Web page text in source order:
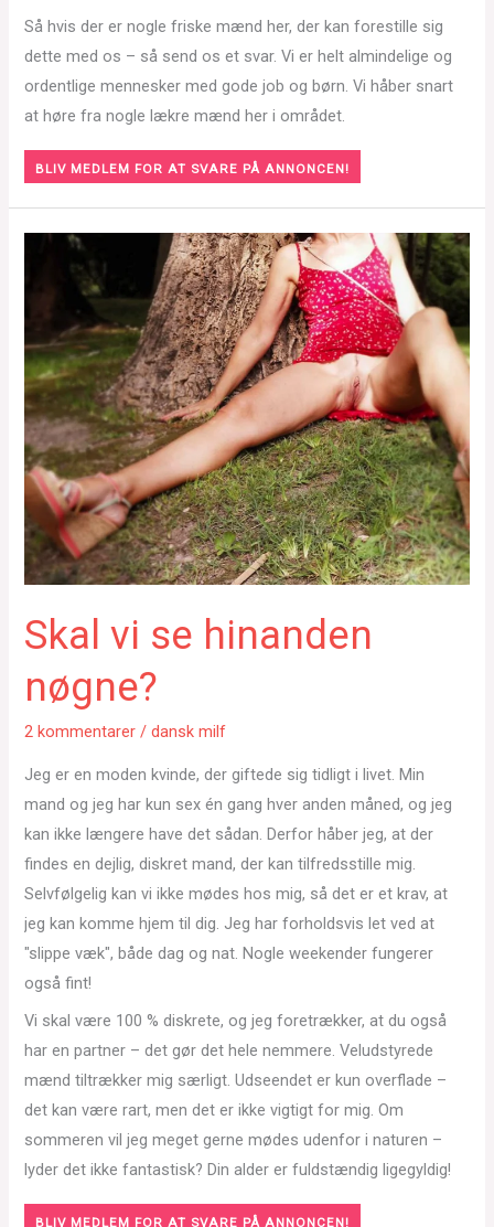
Så hvis der er nogle friske mænd her, der kan forestille sig
dette med os – så send os et svar. Vi er helt almindelige og
ordentlige mennesker med gode job og børn. Vi håber snart
at høre fra nogle lækre mænd her i området.
BLIV MEDLEM FOR AT SVARE PÅ ANNONCEN!
Skal vi se hinanden
nøgne?
2 kommentarer /dansk milf
Jeg er en moden kvinde, der giftede sig tidligt i livet. Min
mand og jeg har kun sex én gang hver anden måned, og jeg
kan ikke længere have det sådan. Derfor håber jeg, at der
findes en dejlig, diskret mand, der kan tilfredsstille mig.
Selvfølgelig kan vi ikke mødes hos mig, så det er et krav, at
jeg kan komme hjem til dig. Jeg har forholdsvis let ved at
"slippe væk", både dag og nat. Nogle weekender fungerer
også fint!
Vi skal være 100 % diskrete, og jeg foretrækker, at du også
har en partner – det gør det hele nemmere. Veludstyrede
mænd tiltrækker mig særligt. Udseendet er kun overflade –
det kan være rart, men det er ikke vigtigt for mig. Om
sommeren vil jeg meget gerne mødes udenfor i naturen –
lyder det ikke fantastisk? Din alder er fuldstændig ligegyldig!
BLIV MEDLEM FOR AT SVARE PÅ ANNONCEN!